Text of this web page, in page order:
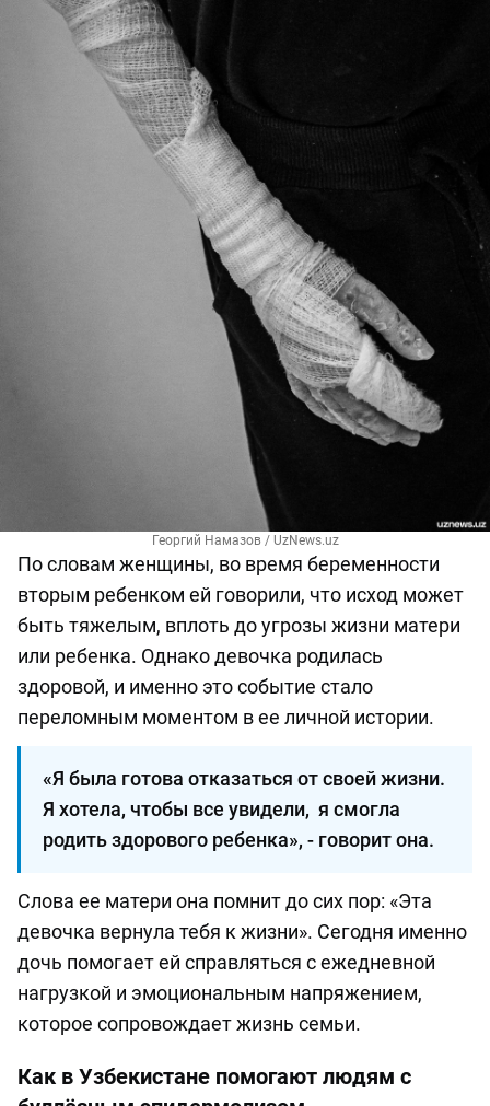
Георгий Намазов / UzNews.uz
По словам женщины, во время беременности
вторым ребенком ей говорили, что исход может
быть тяжелым, вплоть до угрозы жизни матери
или ребенка. Однако девочка родилась
здоровой, и именно это событие стало
переломным моментом в ее личной истории.
«Я была готова отказаться от своей жизни.
Я хотела, чтобы все увидели, я смогла
родить здорового ребенка», - говорит она.
Слова ее матери она помнит до сих пор: «Эта
девочка вернула тебя к жизни». Сегодня именно
дочь помогает ей справляться с ежедневной
нагрузкой и эмоциональным напряжением,
которое сопровождает жизнь семьи.
Как в Узбекистане помогают людям с